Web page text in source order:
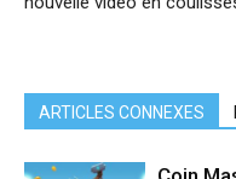
ARTICLES CONNEXES